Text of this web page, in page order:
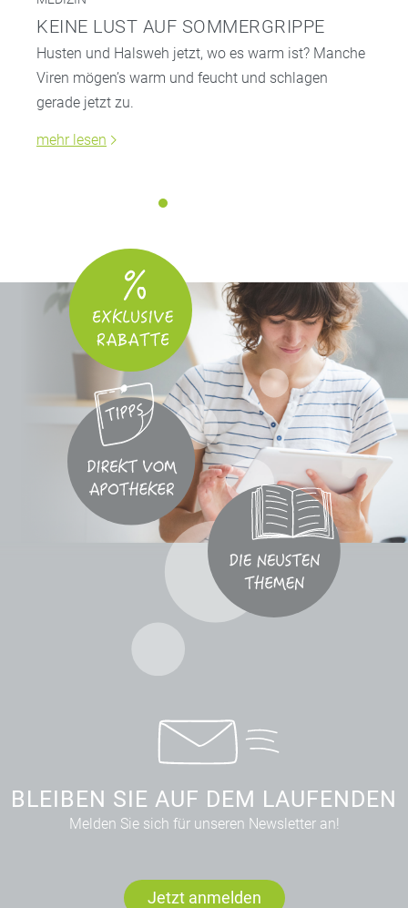
KEINE LUST AUF SOMMERGRIPPE
Husten und Halsweh jetzt, wo es warm ist? Manche
Viren mögen’s warm und feucht und schlagen
gerade jetzt zu.
mehr lesen
BLEIBEN SIE AUF DEM LAUFENDEN
Melden Sie sich für unseren Newsletter an!
Jetzt anmelden